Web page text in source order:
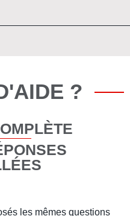
?
les mêmes questions